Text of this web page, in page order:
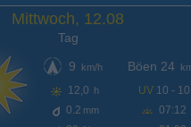
Mittwoch, 12.08
Tag
9
km/h
12,0 h
0.2 mm
Böen 24
UV 10 - 10
07:12